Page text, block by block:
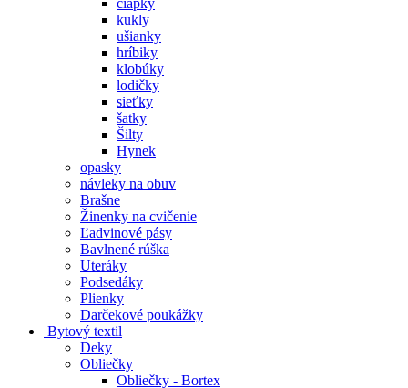
kukly
ušianky
hríbiky
klobúky
lodičky
sieťky
šatky
Šilty
Hynek
opasky
návleky na obuv
Brašne
Žinenky na cvičenie
Ľadvinové pásy
Bavlnené rúška
Uteráky
Podsedáky
Plienky
Darčekové poukážky
Bytový textil
Deky
Obliečky
Obliečky - Bortex